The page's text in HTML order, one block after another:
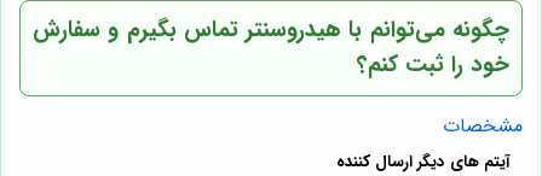
چگونه می‌توانم با هیدروسنتر تماس بگیرم و سفارش
خود را ثبت کنم؟
مشخصات